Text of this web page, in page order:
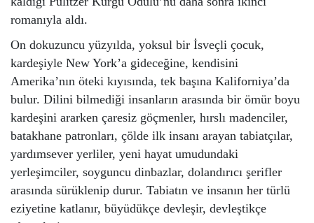
romanıyla aldı.
On dokuzuncu yüzyılda, yoksul bir İsveçli çocuk,
kardeşiyle New York’a gideceğine, kendisini
Amerika’nın öteki kıyısında, tek başına Kaliforniya’da
bulur. Dilini bilmediği insanların arasında bir ömür boyu
kardeşini ararken çaresiz göçmenler, hırslı madenciler,
batakhane patronları, çölde ilk insanı arayan tabiatçılar,
yardımsever yerliler, yeni hayat umudundaki
yerleşimciler, soyguncu dinbazlar, dolandırıcı şerifler
arasında sürüklenip durur. Tabiatın ve insanın her türlü
eziyetine katlanır, büyüdükçe devleşir, devleştikçe